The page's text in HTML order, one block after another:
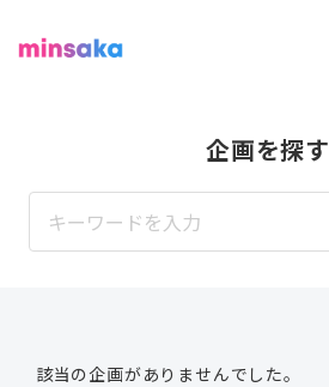
企画を探す
該当の企画がありませんでした。